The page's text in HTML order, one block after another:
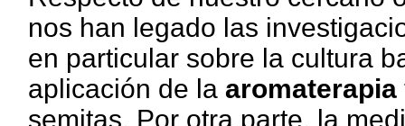
nos han legado las
en particular sobre la cultura
aplicación de la aromaterapia
semitas. Por otra parte, la